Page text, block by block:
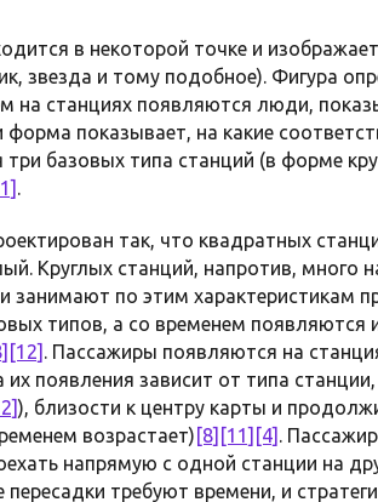
в некоторой точке и
звезда и тому подобное). Фигура
на станциях появляются люди,
форма показывает, на какие
базовых типа станций (в форме
.
так, что квадратных
Круглых станций, напротив, много
занимают по этим характеристикам
типов, а со временем появляются
[12] . Пассажиры появляются на
появления зависит от типа
2]), близости к центру карты и
возрастает) [8] [11] [4] .
напрямую с одной станции на
пересадки требуют времени, и